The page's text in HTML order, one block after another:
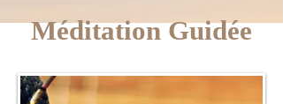
Méditation Guidée